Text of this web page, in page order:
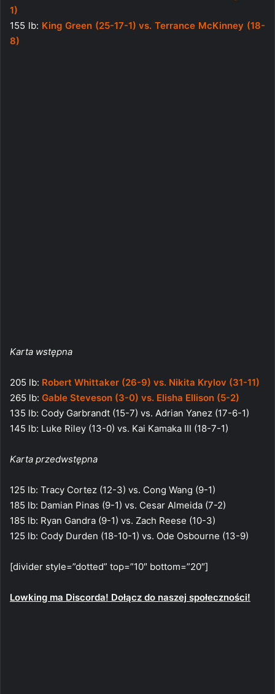
1)
155 lb: King Green (25-17-1) vs. Terrance McKinney (18-
8)
Karta wstępna
205 lb: Robert Whittaker (26-9) vs. Nikita Krylov (31-11)
265 lb: Gable Steveson (3-0) vs. Elisha Ellison (5-2)
135 lb: Cody Garbrandt (15-7) vs. Adrian Yanez (17-6-1)
145 lb: Luke Riley (13-0) vs. Kai Kamaka III (18-7-1)
Karta przedwstępna
125 lb: Tracy Cortez (12-3) vs. Cong Wang (9-1)
185 lb: Damian Pinas (9-1) vs. Cesar Almeida (7-2)
185 lb: Ryan Gandra (9-1) vs. Zach Reese (10-3)
125 lb: Cody Durden (18-10-1) vs. Ode Osbourne (13-9)
[divider style=”dotted” top=”10″ bottom=”20″]
Lowking ma Discorda! Dołącz do naszej społeczności!